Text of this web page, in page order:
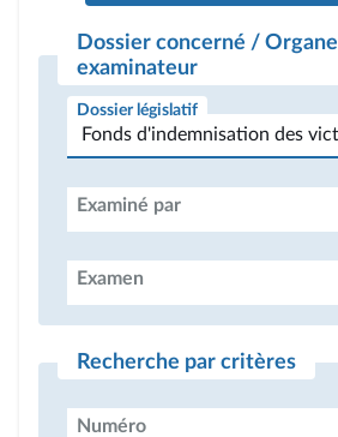
Dossier concerné / Organe
examinateur
Dossier législatif
Examiné par
Examen
Recherche par critères
Numéro